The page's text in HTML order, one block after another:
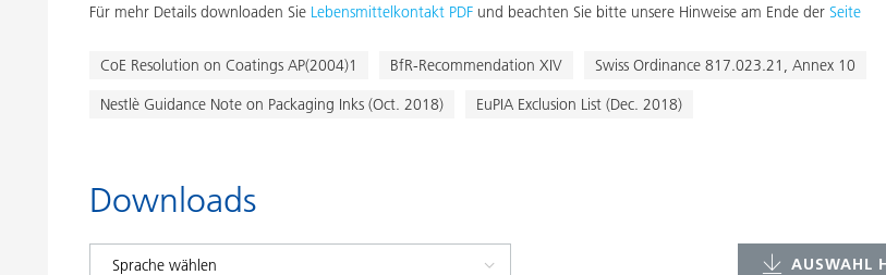
Für mehr Details downloaden Sie Lebensmittelkontakt PDF und beachten Sie bitte unsere Hinweise am Ende der Seite
CoE Resolution on Coatings AP(2004)1 BfR-Recommendation XIV
Swiss Ordinance 817.023.21, Annex 10
Nestlè Guidance Note on Packaging Inks (Oct. 2018)
EuPIA Exclusion List (Dec. 2018)
Downloads
AUSWAHL